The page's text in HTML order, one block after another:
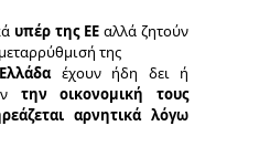
υπέρ της ΕΕ αλλά ζητούν
της
έχουν ήδη δει ή
την οικονομική τους
αρνητικά λόγω